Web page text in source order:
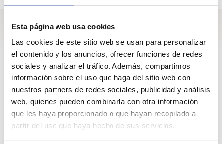
Esta página web usa cookies
Las cookies de este sitio web se usan para personalizar
el contenido y los anuncios, ofrecer funciones de redes
sociales y analizar el tráfico. Además, compartimos
información sobre el uso que haga del sitio web con
nuestros partners de redes sociales, publicidad y análisis
web, quienes pueden combinarla con otra información
que les haya proporcionado o que hayan recopilado a
partir del uso que haya hecho de sus servicios.
Preguntes
A Congreso de los diputados
Ni héroes ni precarias, Enfermería Digna lucha para acabar con
la precariedad de las enfermeras: Salvemos la Sanidad Pública
Pregunta de Enfermería Digna